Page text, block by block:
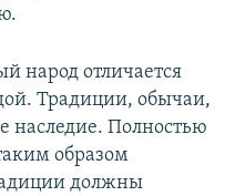
народ отличается
Традиции, обычаи,
наследие. Полностью
образом
должны